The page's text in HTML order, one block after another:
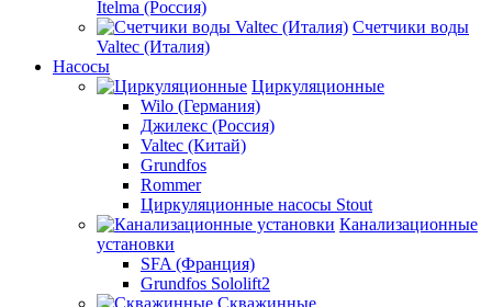
Itelma (Россия)
Счетчики воды
Valtec (Италия)
Насосы
Циркуляционные
Wilo (Германия)
Джилекс (Россия)
Valtec (Китай)
Grundfos
Rommer
Циркуляционные насосы Stout
Канализационные
установки
SFA (Франция)
Grundfos Sololift2
Скважинные